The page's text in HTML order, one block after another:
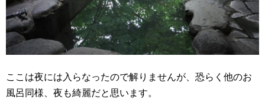
ここは夜には入らなったので解りませんが、恐らく他のお
風呂同様、夜も綺麗だと思います。